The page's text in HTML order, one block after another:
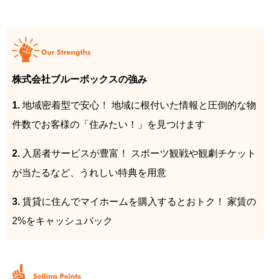
株式会社ブルーボックスの強み
1. 地域密着型で安心！ 地域に根付いた情報と圧倒的な物
件数でお客様の「住みたい！」を見つけます
2. 入居者サービスが豊富！ スポーツ観戦や観劇チケット
が当たるなど、うれしい特典を用意
3. 賃貸に住んでマイホームを購入するとおトク！ 家賃の
2%をキャッシュバック